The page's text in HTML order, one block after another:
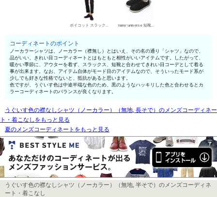
ボイコット スラックス nano･universe 短靴・レザーシューズ
コーディネートのポイント
ノーカラーシャツは、ノーカラー（襟無し）とはいえ、その名の通り「シャツ」なので、
品がいい、きれい目コーディネートとはもともと相性がいいアイテムです。したがって、
暖かい季節に、アウターを着ず、スラックス、短靴と合わせてきれい目コーデとして着る
事が出来ます。なお、アイテム自体がモード目のアイテムなので、そういったモード系が
少しでも好きな性格でないと、抵抗があると思います。
色ですが、うぐいす色は中途半端な色のため、黒のようなハッキリした色と合わせるとカ
ラーコーディネートのバランスが良くなります。
うぐいす色の襟なしシャツ（ノーカラー）（無地, 長そで）のメンズコーディネー
ト・着こなしをもっと見る
夏のメンズコーディネートをもっと見る
うぐいす色の襟なしシャツ（ノーカラー）（無地, 半そで）のメンズコーディネ
ート・着こなし